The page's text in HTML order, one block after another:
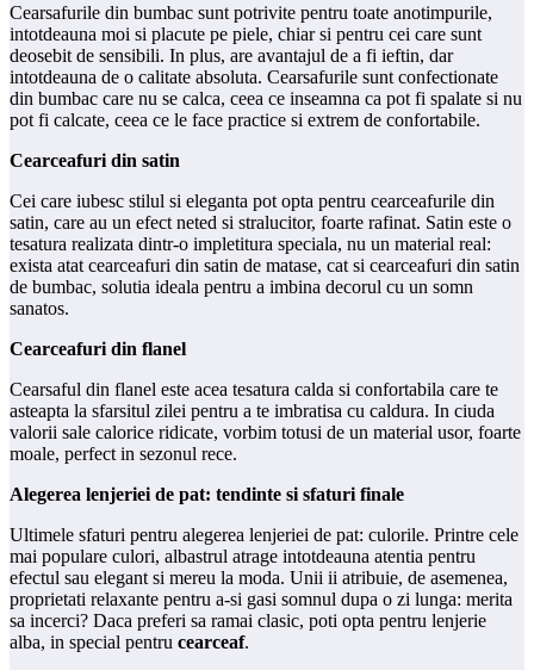
Cearsafurile din bumbac sunt potrivite pentru toate anotimpurile,
intotdeauna moi si placute pe piele, chiar si pentru cei care sunt
deosebit de sensibili. In plus, are avantajul de a fi ieftin, dar
intotdeauna de o calitate absoluta. Cearsafurile sunt confectionate
din bumbac care nu se calca, ceea ce inseamna ca pot fi spalate si nu
pot fi calcate, ceea ce le face practice si extrem de confortabile.
Cearceafuri din satin
Cei care iubesc stilul si eleganta pot opta pentru cearceafurile din
satin, care au un efect neted si stralucitor, foarte rafinat. Satin este o
tesatura realizata dintr-o impletitura speciala, nu un material real:
exista atat cearceafuri din satin de matase, cat si cearceafuri din satin
de bumbac, solutia ideala pentru a imbina decorul cu un somn
sanatos.
Cearceafuri din flanel
Cearsaful din flanel este acea tesatura calda si confortabila care te
asteapta la sfarsitul zilei pentru a te imbratisa cu caldura. In ciuda
valorii sale calorice ridicate, vorbim totusi de un material usor, foarte
moale, perfect in sezonul rece.
Alegerea lenjeriei de pat: tendinte si sfaturi finale
Ultimele sfaturi pentru alegerea lenjeriei de pat: culorile. Printre cele
mai populare culori, albastrul atrage intotdeauna atentia pentru
efectul sau elegant si mereu la moda. Unii ii atribuie, de asemenea,
proprietati relaxante pentru a-si gasi somnul dupa o zi lunga: merita
sa incerci? Daca preferi sa ramai clasic, poti opta pentru lenjerie
alba, in special pentru cearceaf.